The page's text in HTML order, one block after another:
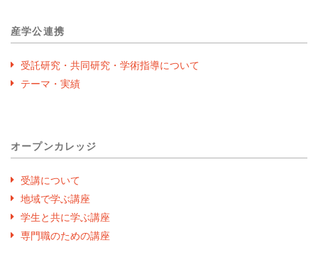
産学公連携
受託研究・共同研究・学術指導について
テーマ・実績
オープンカレッジ
受講について
地域で学ぶ講座
学生と共に学ぶ講座
専門職のための講座